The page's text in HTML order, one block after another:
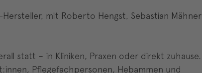
mit Roberto Hengst, Sebastian Mähner
statt – in Kliniken, Praxen oder direkt zuhause.
Pflegefachpersonen, Hebammen und